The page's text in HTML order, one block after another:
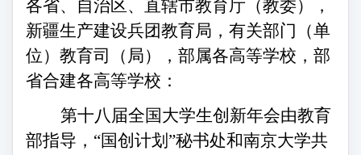
各省、自治区、直辖市教育厅（教委），
新疆生产建设兵团教育局，有关部门（单
位）教育司（局），部属各高等学校，部
省合建各高等学校：
第十八届全国大学生创新年会由教育
部指导， “国创计划”秘书处和南京大学共